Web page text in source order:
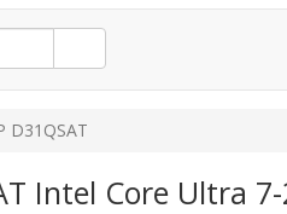
D31QSAT
Intel Core Ultra